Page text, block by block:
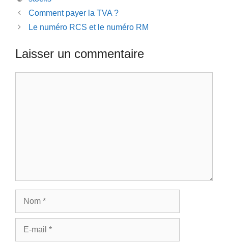
Comment payer la TVA ?
Le numéro RCS et le numéro RM
Laisser un commentaire